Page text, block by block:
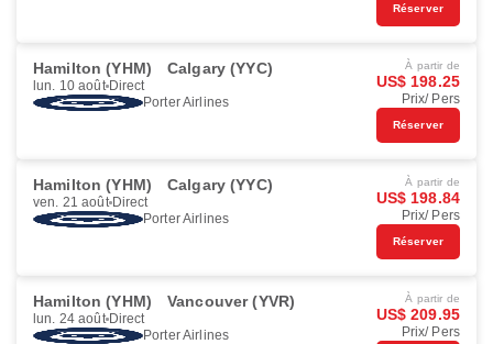
Réserver
Hamilton (YHM) Calgary (YYC)
lun. 10 août Direct
Porter Airlines
À partir de
US$ 198.25
Prix/ Pers
Réserver
Hamilton (YHM) Calgary (YYC)
ven. 21 août Direct
Porter Airlines
À partir de
US$ 198.84
Prix/ Pers
Réserver
Hamilton (YHM) Vancouver (YVR)
lun. 24 août Direct
Porter Airlines
À partir de
US$ 209.95
Prix/ Pers